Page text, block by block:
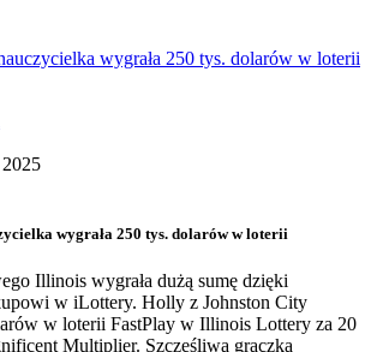
wygrała 250 tys. dolarów w loterii
Illinois wygrała dużą sumę dzięki
w iLottery. Holly z Johnston City
w loterii FastPlay w Illinois Lottery za 20
Multiplier. Szczęśliwa graczka